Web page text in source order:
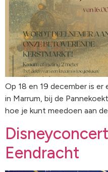
Op 18 en 19 december is
in Marrum, bij de
hoe je kunt meedoen aan
Eendracht